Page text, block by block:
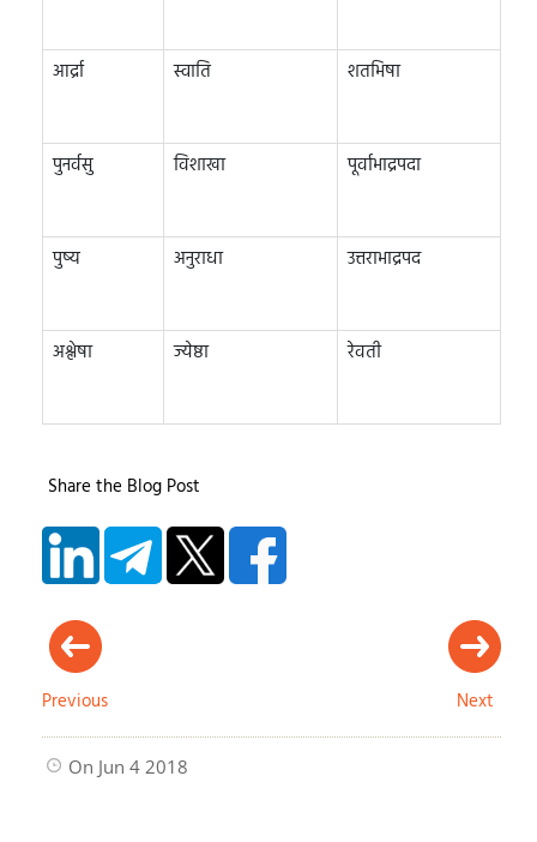
आर्द्रा स्वाति शतभिषा
पुनर्वसु विशाखा पूर्वाभाद्रपदा
पुष्य अनुराधा उत्तराभाद्रपद
अश्लेषा ज्येष्ठा रेवती
Share the Blog Post
Previous Next
On Jun 4 2018